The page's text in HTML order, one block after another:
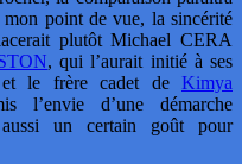
point de vue, la sincérité
plutôt Michael CERA
, qui l’aurait initié à ses
et le frère cadet de Kimya
l’envie d’une démarche
un certain goût pour